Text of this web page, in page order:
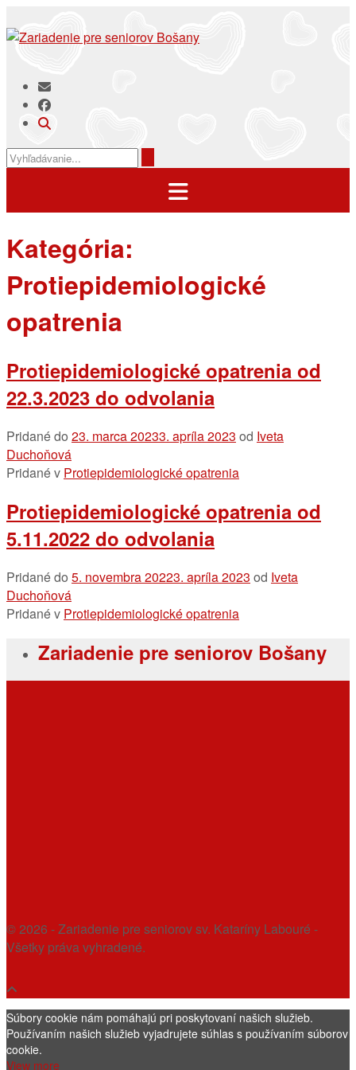
na
Kategória:
Protiepidemiologické
opatrenia
Protiepidemiologické opatrenia od
22.3.2023 do odvolania
Pridané do 23. marca 20233. apríla 2023 od Iveta
Duchoňová
Pridané v Protiepidemiologické opatrenia
Protiepidemiologické opatrenia od
5.11.2022 do odvolania
Pridané do 5. novembra 20223. apríla 2023 od Iveta
Duchoňová
Pridané v Protiepidemiologické opatrenia
Zariadenie pre seniorov Bošany
© 2026 - Zariadenie pre seniorov sv. Kataríny Labouré -
Všetky práva vyhradené.
Súbory cookie nám pomáhajú pri poskytovaní našich služieb.
Používaním našich služieb vyjadrujete súhlas s používaním súborov
cookie.
View more